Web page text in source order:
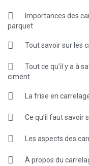
Importances des
parquet
Tout savoir sur les
Tout ce qu’il y a à
ciment
La frise en
Ce qu’il faut savoir
Les aspects des
À propos du